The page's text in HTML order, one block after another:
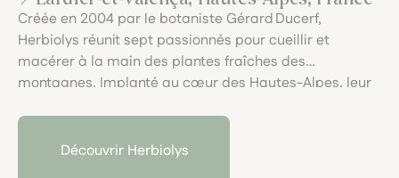
Créée en 2004 par le botaniste Gérard Ducerf,
Herbiolys réunit sept passionnés pour cueillir et
macérer à la main des plantes fraîches des
montagnes. Implanté au cœur des Hautes-Alpes, leur
exemplaire et allie rigueur scientifique, macérations
locales et engagement pour une santé naturelle
Découvrir Herbiolys